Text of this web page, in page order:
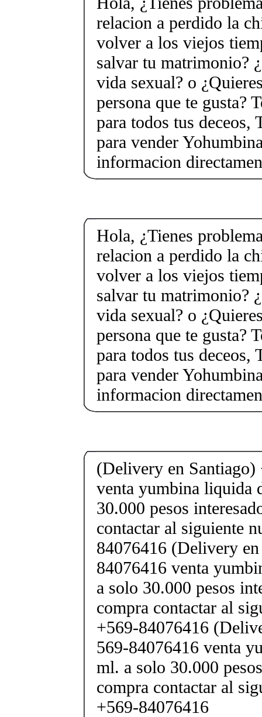
relacion a perdido la
volver a los viejos
salvar tu matrimonio?
vida sexual? o
persona que te gusta?
para todos tus deceos,
para vender
informacion
Hola, ¿Tienes
relacion a perdido la
volver a los viejos
salvar tu matrimonio?
vida sexual? o
persona que te gusta?
para todos tus deceos,
para vender
informacion
(Delivery en Santiago)
venta yumbina liquida
30.000 pesos
contactar al siguiente
84076416 (Delivery
84076416 venta
a solo 30.000 pesos
compra contactar al
+569-84076416
569-84076416 venta
ml. a solo 30.000
compra contactar al
+569-84076416